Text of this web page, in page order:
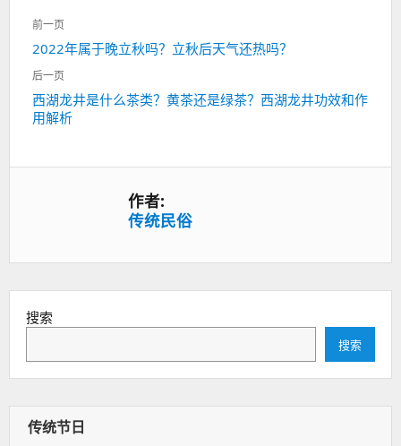
文
章
导
航
前一页
上
一
2022年属于晚立秋吗？立秋后天气还热吗？
后一页
下
一
西湖龙井是什么茶类？黄茶还是绿茶？西湖龙井功效和作
用解析
作者:
传统民俗
搜索
搜索
传统节日